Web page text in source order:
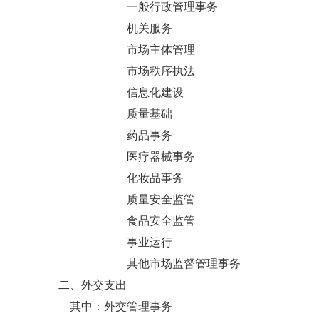
一般行政管理事务
机关服务
市场主体管理
市场秩序执法
信息化建设
质量基础
药品事务
医疗器械事务
化妆品事务
质量安全监管
食品安全监管
事业运行
其他市场监督管理事务
二、外交支出
其中：外交管理事务